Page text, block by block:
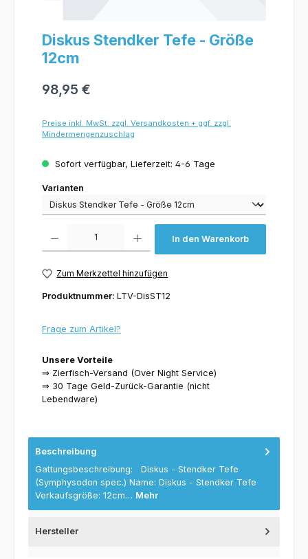
Diskus Stendker Tefe - Größe
12cm
98,95 €
Preise inkl. MwSt. zzgl. Versandkosten + ggf. zzgl.
Mindermengenzuschlag
Sofort verfügbar, Lieferzeit: 4-6 Tage
Varianten
Varianten
In den Warenkorb
Zum Merkzettel hinzufügen
Produktnummer: LTV-DisST12
Frage zum Artikel?
Unsere Vorteile
⇒ Zierfisch-Versand (Over Night Service)
⇒ 30 Tage Geld-Zurück-Garantie (nicht
Lebendware)
Beschreibung
Gattungsbeschreibung: Diskus - Stendker Tefe
(Symphysodon spec.) Name: Diskus - Stendker Tefe
Verkaufsgröße: 12cm… Mehr
Hersteller